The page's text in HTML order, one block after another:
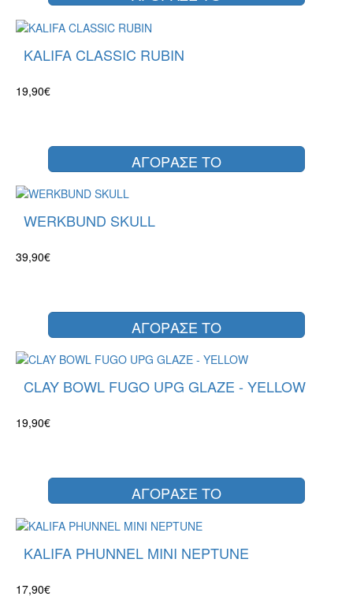
KALIFA CLASSIC RUBIN
19,90€
ΑΓΟΡΑΣΕ ΤΟ
WERKBUND SKULL
39,90€
ΑΓΟΡΑΣΕ ΤΟ
CLAY BOWL FUGO UPG GLAZE - YELLOW
19,90€
ΑΓΟΡΑΣΕ ΤΟ
KALIFA PHUNNEL MINI NEPTUNE
17,90€